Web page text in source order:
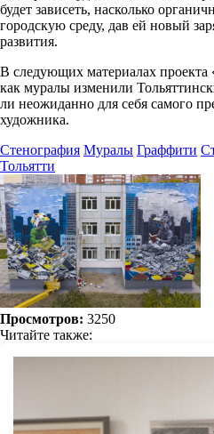
будет зависеть, насколько
городскую среду, дав ей новый
развития.
В следующих материалах проекта
как муралы изменили
ли неожиданно для себя самого
художника.
Стенография Муралы Граффити
Тольятти
Просмотров: 3250
Читайте также: